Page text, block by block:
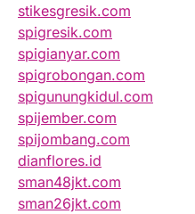
stikesgresik.com
spigresik.com
spigianyar.com
spigrobongan.com
spigunungkidul.com
spijember.com
spijombang.com
dianflores.id
sman48jkt.com
sman26jkt.com